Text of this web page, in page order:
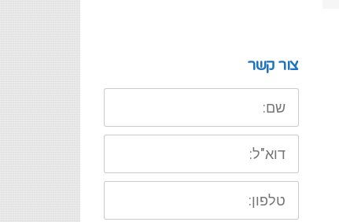
צור קשר
שם:
דוא"ל:
טלפון: